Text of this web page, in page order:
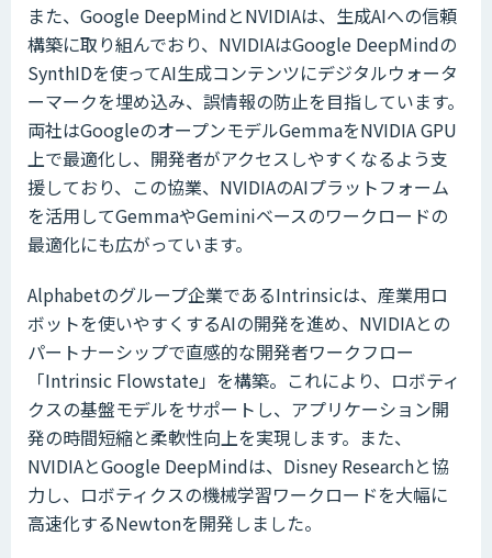
また、Google DeepMindとNVIDIAは、生成AIへの信頼
構築に取り組んでおり、NVIDIAはGoogle DeepMindの
SynthIDを使ってAI生成コンテンツにデジタルウォータ
ーマークを埋め込み、誤情報の防止を目指しています。
両社はGoogleのオープンモデルGemmaをNVIDIA GPU
上で最適化し、開発者がアクセスしやすくなるよう支
援しており、この協業、NVIDIAのAIプラットフォーム
を活用してGemmaやGeminiベースのワークロードの
最適化にも広がっています。
Alphabetのグループ企業であるIntrinsicは、産業用ロ
ボットを使いやすくするAIの開発を進め、NVIDIAとの
パートナーシップで直感的な開発者ワークフロー
「Intrinsic Flowstate」を構築。これにより、ロボティ
クスの基盤モデルをサポートし、アプリケーション開
発の時間短縮と柔軟性向上を実現します。また、
NVIDIAとGoogle DeepMindは、Disney Researchと協
力し、ロボティクスの機械学習ワークロードを大幅に
高速化するNewtonを開発しました。